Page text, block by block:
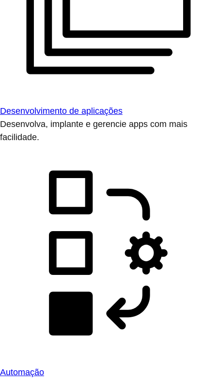
Desenvolvimento de aplicações
Desenvolva, implante e gerencie apps com mais
facilidade.
Automação